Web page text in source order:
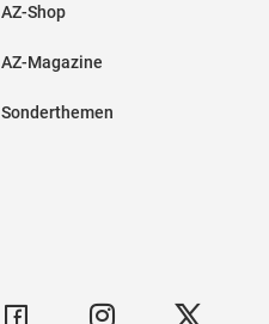
AZ-Shop
AZ-Magazine
Sonderthemen